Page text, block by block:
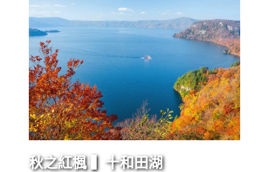
秋之紅楓 ▍十和田湖